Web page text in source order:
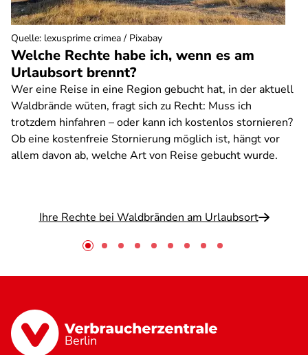
Welche Rechte habe ich, wenn es am
Urlaubsort brennt?
Wer eine Reise in eine Region gebucht hat, in der aktuell
Waldbrände wüten, fragt sich zu Recht: Muss ich
trotzdem hinfahren – oder kann ich kostenlos stornieren?
Ob eine kostenfreie Stornierung möglich ist, hängt vor
allem davon ab, welche Art von Reise gebucht wurde.
Ihre Rechte bei Waldbränden am Urlaubsort
Quelle: lexusprime crimea / Pixabay
Berlin